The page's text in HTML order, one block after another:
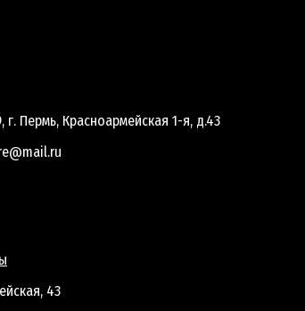
г. Пермь, Красноармейская 1-я, д.43
43